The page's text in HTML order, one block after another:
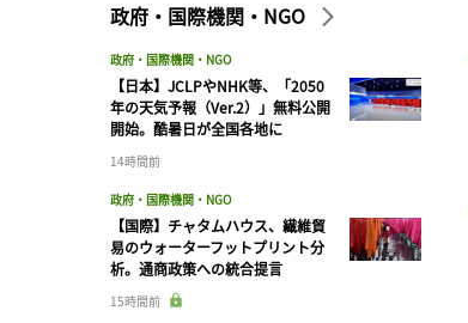
政府・国際機関・NGO
政府・国際機関・NGO
【日本】JCLPやNHK等、「2050
年の天気予報（Ver.2）」無料公開
開始。酷暑日が全国各地に
14時間前
政府・国際機関・NGO
【国際】チャタムハウス、繊維貿
易のウォーターフットプリント分
析。通商政策への統合提言
15時間前